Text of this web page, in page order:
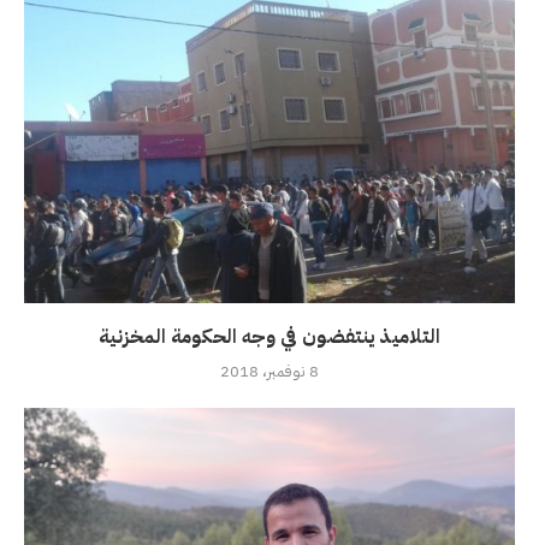
التلاميذ ينتفضون في وجه الحكومة المخزنية
8 نوفمبر، 2018